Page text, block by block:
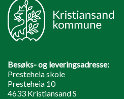
Besøks- og leveringsadresse:
Presteheia skole
Presteheia 10
4633 Kristiansand S